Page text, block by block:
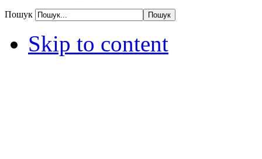
Пошук
Skip to content